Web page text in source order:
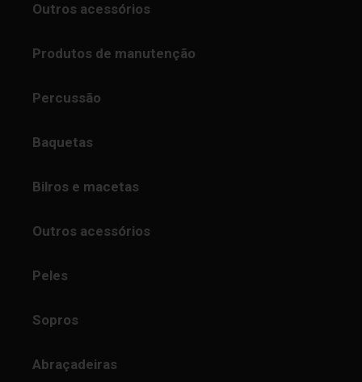
Outros acessórios
Produtos de manutenção
Percussão
Baquetas
Bilros e macetas
Outros acessórios
Peles
Sopros
Abraçadeiras